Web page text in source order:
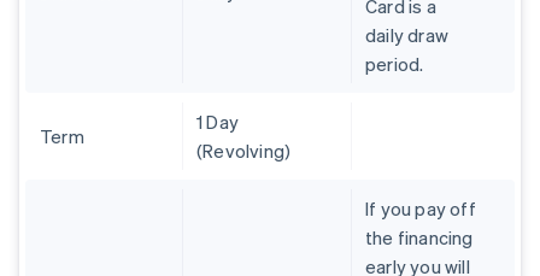
Card is a
daily draw
period.
Term
1 Day
(Revolving)
If you pay off
the financing
early you will
English